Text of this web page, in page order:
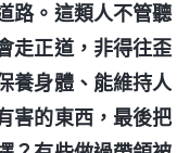
路。這類人不管聽
走正道，非得往歪
養身體、能維持人
害的東西，最後把